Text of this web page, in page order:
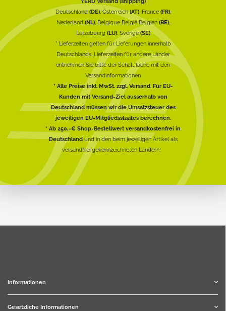
Deutschland(DE), Österreich(AT), France (FR),
Nederland (NL), Belgique België Belgien (BE),
Lëtzebuerg (LU), Sverige(SE)
* Lieferzeiten gelten für Lieferungen innerhalb
Deutschlands, Lieferzeiten für andere Länder
entnehmen Sie bitte der Schaltfläche mit den
Versandinformationen
* Alle Preise inkl. MwSt. zzgl. Versand. Für EU-
Kunden mit Versand-Ziel ausserhalb von
Deutschland müssen wir die Umsatzsteuer des
jeweiligen EU-Mitgliedsstaates berechnen.
* Ab 250,-€ Shop-Bestellwert versandkostenfrei in
Deutschlandund in den beim jeweiligen Artikel als
versandfrei gekennzeichneten Ländern!
Informationen
Gesetzliche Informationen